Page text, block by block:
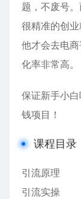
题，不废号
很精准的创
他才会去电
化率非常高。
保证新手小
钱项目！
课程目录
引流原理
引流实操